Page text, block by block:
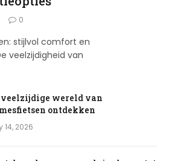
0
stijlvol comfort en
veelzijdigheid van
veelzijdige wereld van
ontdekken
14, 2026